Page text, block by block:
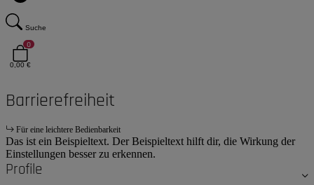
Suche
0
0,00 €
Barrierefreiheit
Für eine leichtere Bedienbarkeit
Das ist ein Beispieltext. Der Beispieltext hilft dir, die Wirkung der
Einstellungen besser zu erkennen.
Profile